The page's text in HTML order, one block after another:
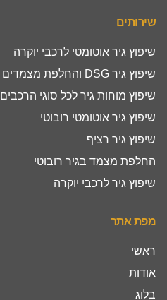
שירותים
שיפוץ גיר אוטומטי לרכבי יוקרה
שיפוץ גיר DSG והחלפת מצמדים
שיפוץ מוחות גיר לכל סוגי הרכבים
שיפוץ גיר אוטומטי רובוטי
שיפוץ גיר רציף
החלפת מצמד בגיר רובוטי
שיפוץ גיר לרכבי יוקרה
מפת אתר
ראשי
אודות
בלוג